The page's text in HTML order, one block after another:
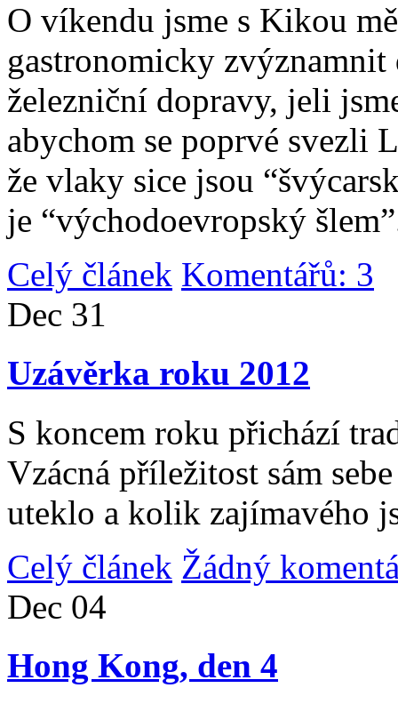
O víkendu jsme s Kikou
gastronomicky
železniční dopravy, jeli
abychom se poprvé svezli
že vlaky sice jsou
je “východoevropský
Celý článek Komentářů: 3
Dec 31
Uzávěrka roku 2012
S koncem roku přichází
Vzácná příležitost sám
uteklo a kolik zajímavého
Celý článek Žádný
Dec 04
Hong Kong, den 4